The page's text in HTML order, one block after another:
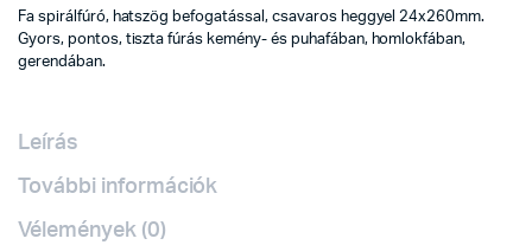
Fa spirálfúró, hatszög befogatással, csavaros heggyel 24x260mm.
Gyors, pontos, tiszta fúrás kemény- és puhafában, homlokfában,
gerendában.
Leírás
További információk
Vélemények (0)